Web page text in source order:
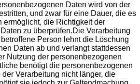
Daten wird von der
und zwar für eine Dauer, die es
ermöglicht, die Richtigkeit der
zu überprüfen.Die Verarbeitung
Person lehnt die Löschung
Daten ab und verlangt stattdessen
Nutzung der personenbezogenen
benötigt die personenbezogenen
Verarbeitung nicht länger, die